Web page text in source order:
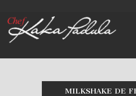
MILKSHAKE DE